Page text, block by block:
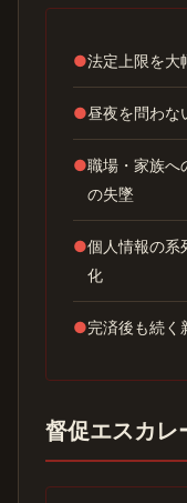
●法定上限を大
●昼夜を問わな
●職場・家族へ
の失墜
●個人情報の系
化
●完済後も続く
督促エスカレ